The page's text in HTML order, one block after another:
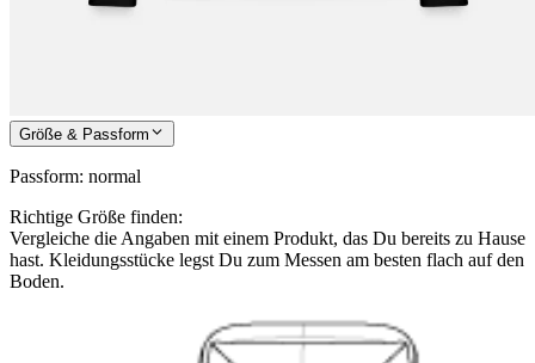
Größe & Passform
Passform: normal
Richtige Größe finden:
Vergleiche die Angaben mit einem Produkt, das Du bereits zu Hause
hast. Kleidungsstücke legst Du zum Messen am besten flach auf den
Boden.